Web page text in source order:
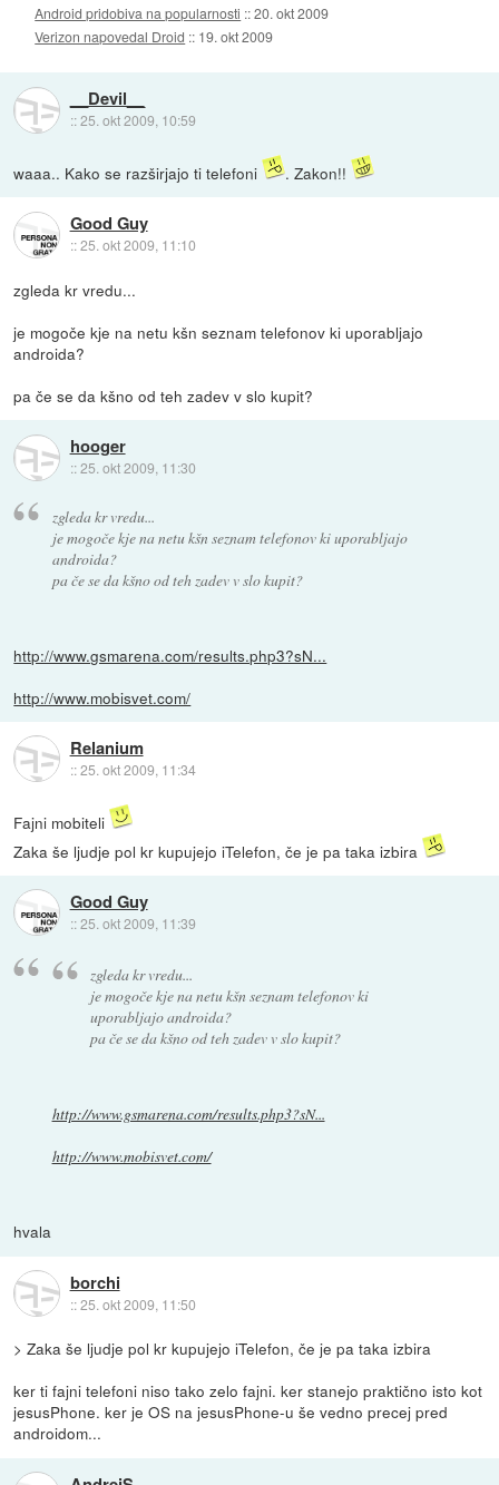
Android pridobiva na popularnosti ::20. okt 2009
Verizon napovedal Droid :: 19. okt 2009
__Devil__
::25. okt 2009, 10:59
waaa.. Kako se razširjajo ti telefoni . Zakon!!
Good Guy
::25. okt 2009, 11:10
zgleda kr vredu...
je mogoče kje na netu kšn seznam telefonov ki uporabljajo
androida?
pa če se da kšno od teh zadev v slo kupit?
hooger
::25. okt 2009, 11:30
zgleda kr vredu...
je mogoče kje na netu kšn seznam telefonov ki uporabljajo
androida?
pa če se da kšno od teh zadev v slo kupit?
http://www.gsmarena.com/results.php3?sN...
http://www.mobisvet.com/
Relanium
::25. okt 2009, 11:34
Fajni mobiteli
Zaka še ljudje pol kr kupujejo iTelefon, če je pa taka izbira
Good Guy
::25. okt 2009, 11:39
zgleda kr vredu...
je mogoče kje na netu kšn seznam telefonov ki
uporabljajo androida?
pa če se da kšno od teh zadev v slo kupit?
http://www.gsmarena.com/results.php3?sN...
http://www.mobisvet.com/
hvala
borchi
::25. okt 2009, 11:50
> Zaka še ljudje pol kr kupujejo iTelefon, če je pa taka izbira
ker ti fajni telefoni niso tako zelo fajni. ker stanejo praktično isto kot
jesusPhone. ker je OS na jesusPhone-u še vedno precej pred
androidom...